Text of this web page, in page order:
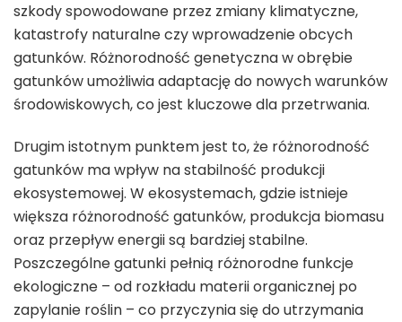
szkody spowodowane przez zmiany klimatyczne,
katastrofy naturalne czy wprowadzenie obcych
gatunków. Różnorodność genetyczna w obrębie
gatunków umożliwia adaptację do nowych warunków
środowiskowych, co jest kluczowe dla przetrwania.
Drugim istotnym punktem jest to, że różnorodność
gatunków ma wpływ na stabilność produkcji
ekosystemowej. W ekosystemach, gdzie istnieje
większa różnorodność gatunków, produkcja biomasu
oraz przepływ energii są bardziej stabilne.
Poszczególne gatunki pełnią różnorodne funkcje
ekologiczne – od rozkładu materii organicznej po
zapylanie roślin – co przyczynia się do utrzymania